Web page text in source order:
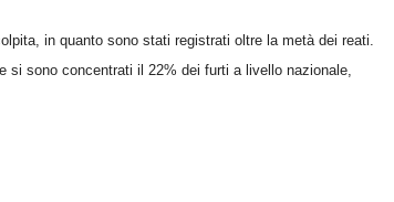
in quanto sono stati registrati oltre la metà dei reati.
si sono concentrati il 22% dei furti a livello nazionale,